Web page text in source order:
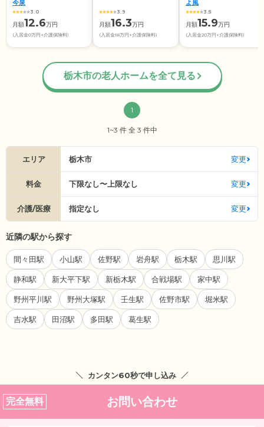
今泉
3.0
月額12.6万円
(入居金0万円+介護保険料)
3.9
月額16.3万円
(入居金18万円+介護保険料)
よ風
3.5
月額15.9万円
(入居金20万円+介護保険料)
栃木市の老人ホームを全て見る
1
1~3 件 全 3 件中
エリア 栃木市 変更
料金 下限なし〜上限なし 変更
介護/医療 指定なし 変更
近隣の駅から探す
間々田駅 小山駅 佐野駅 岩舟駅 栃木駅 思川駅
静和駅 新大平下駅 新栃木駅 合戦場駅 家中駅
野州平川駅 野州大塚駅 壬生駅 佐野市駅 堀米駅
吉水駅 田沼駅 多田駅 葛生駅
カンタン60秒で申し込み
完全無料 お問い合わせ